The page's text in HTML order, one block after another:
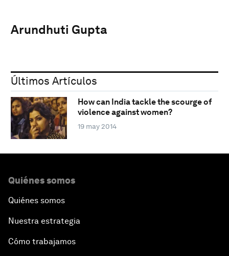
Arundhuti Gupta
Últimos Artículos
How can India tackle the scourge of
violence against women?
19 may 2014
Quiénes somos
Quiénes somos
Nuestra estrategia
Cómo trabajamos